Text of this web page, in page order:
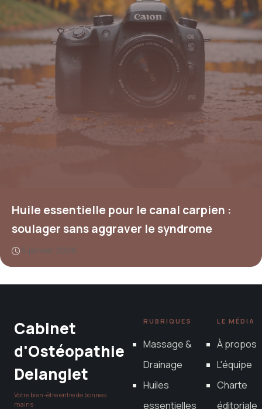
Huile essentielle pour le canal carpien :
soulager sans aggraver le syndrome
5 janvier 2026
Cabinet
d'Ostéopathie
Delanglet
Votre bien-être entre de bonnes
mains
RUBRIQUES
Massage &
Drainage
Huiles
essentielles
LE MÉDIA
À propos
L'équipe
Charte
éditoriale